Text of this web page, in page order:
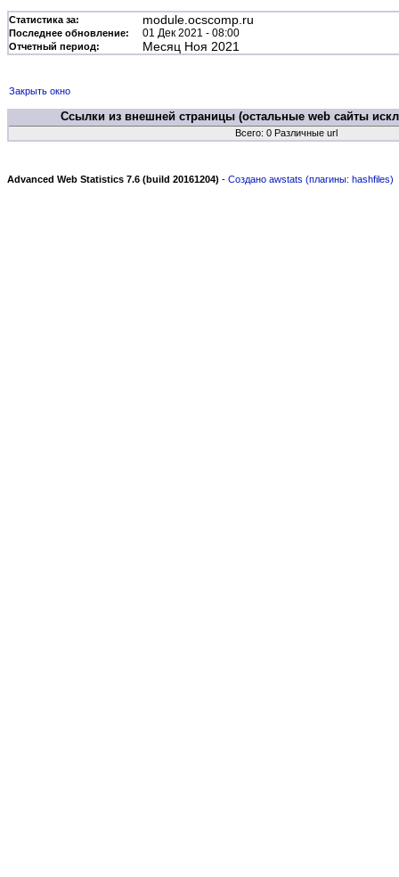
Статистика за: module.ocscomp.ru
Последнее обновление: 01 Дек 2021 - 08:00
Отчетный период: Месяц Ноя 2021
Закрыть окно
Ссылки из внешней страницы (остальные web сайты
Всего: 0 Различные url
Advanced Web Statistics 7.6 (build 20161204) - Создано awstats (плагины: hashfiles)